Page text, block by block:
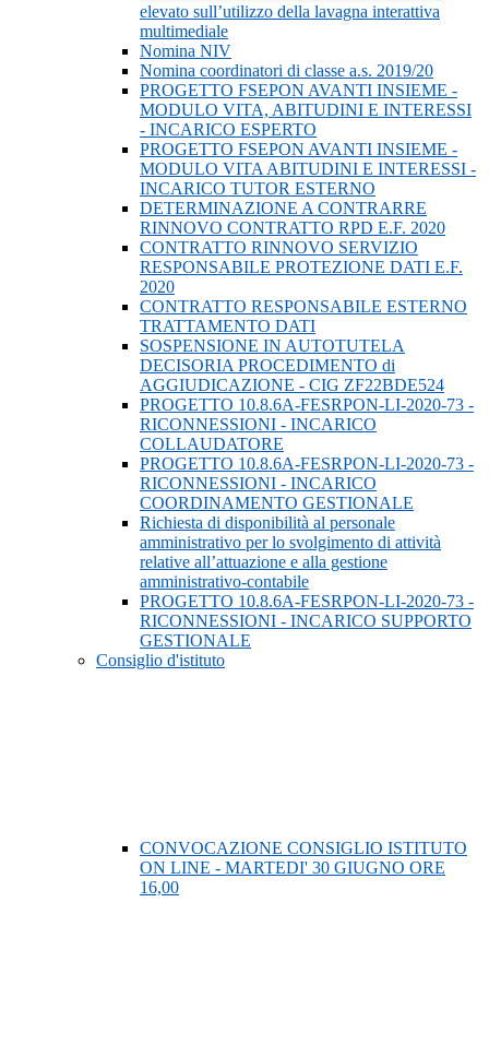
elevato sull’utilizzo della lavagna interattiva
multimediale
Nomina NIV
Nomina coordinatori di classe a.s. 2019/20
PROGETTO FSEPON AVANTI INSIEME -
MODULO VITA, ABITUDINI E INTERESSI
- INCARICO ESPERTO
PROGETTO FSEPON AVANTI INSIEME -
MODULO VITA ABITUDINI E INTERESSI -
INCARICO TUTOR ESTERNO
DETERMINAZIONE A CONTRARRE
RINNOVO CONTRATTO RPD E.F. 2020
CONTRATTO RINNOVO SERVIZIO
RESPONSABILE PROTEZIONE DATI E.F.
2020
CONTRATTO RESPONSABILE ESTERNO
TRATTAMENTO DATI
SOSPENSIONE IN AUTOTUTELA
DECISORIA PROCEDIMENTO di
AGGIUDICAZIONE - CIG ZF22BDE524
PROGETTO 10.8.6A-FESRPON-LI-2020-73 -
RICONNESSIONI - INCARICO
COLLAUDATORE
PROGETTO 10.8.6A-FESRPON-LI-2020-73 -
RICONNESSIONI - INCARICO
COORDINAMENTO GESTIONALE
Richiesta di disponibilità al personale
amministrativo per lo svolgimento di attività
relative all’attuazione e alla gestione
amministrativo-contabile
PROGETTO 10.8.6A-FESRPON-LI-2020-73 -
RICONNESSIONI - INCARICO SUPPORTO
GESTIONALE
Consiglio d'istituto
CONVOCAZIONE CONSIGLIO ISTITUTO
ON LINE - MARTEDI' 30 GIUGNO ORE
16,00